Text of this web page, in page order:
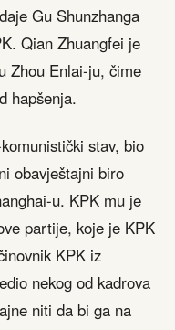
Gu Shunzhanga
Qian Zhuangfei je
Zhou Enlai-ju, čime
hapšenja.
stav, bio
obavještajni biro
u. KPK mu je
partije, koje je KPK
KPK iz
nekog od kadrova
niti da bi ga na